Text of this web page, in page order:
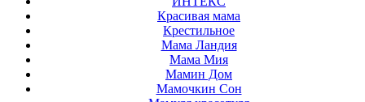
Красивая мама
Крестильное
Мама Ландия
Мама Мия
Мамин Дом
Мамочкин Сон